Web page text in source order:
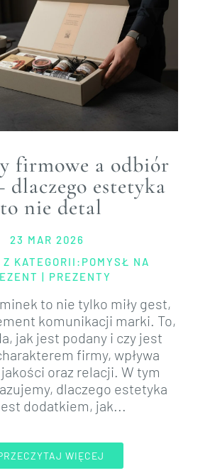
firmowe a odbiór
dlaczego estetyka
to nie detal
23 MAR 2026
KATEGORII: POMYSŁ NA
| PREZENTY
to nie tylko miły gest,
komunikacji marki. To,
jak jest podany i czy jest
firmy, wpływa
oraz relacji. W tym
dlaczego estetyka
dodatkiem, jak...
WIĘCEJ